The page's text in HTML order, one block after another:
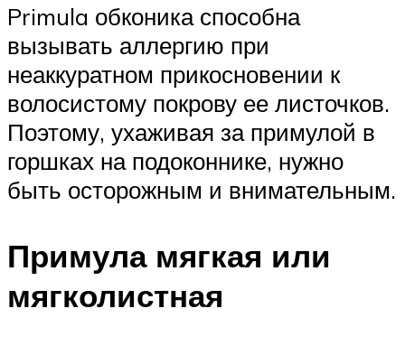
Primula обконика способна
вызывать аллергию при
неаккуратном прикосновении к
волосистому покрову ее листочков.
Поэтому, ухаживая за примулой в
горшках на подоконнике, нужно
быть осторожным и внимательным.
Примула мягкая или
мягколистная